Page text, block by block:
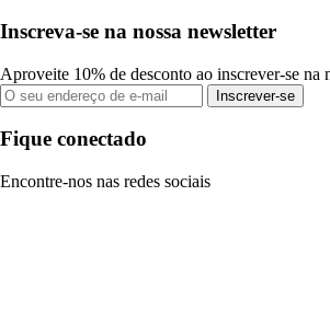
Inscreva-se na nossa newsletter
Aproveite 10% de desconto ao inscrever-se na
Inscrever-se
Fique conectado
Encontre-nos nas redes sociais